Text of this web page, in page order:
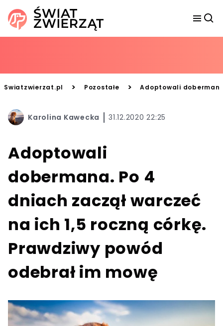
Swiatzwierzat.pl > Pozostałe > Adoptowali
Karolina Kawecka 31.12.2020 22:25
Adoptowali
dobermana. Po 4
dniach zaczął warczeć
na ich 1,5 roczną córkę.
Prawdziwy powód
odebrał im mowę